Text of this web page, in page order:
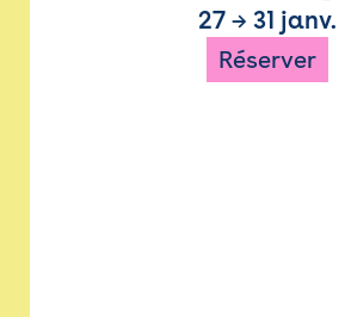
27 → 31 janv.
Réserver